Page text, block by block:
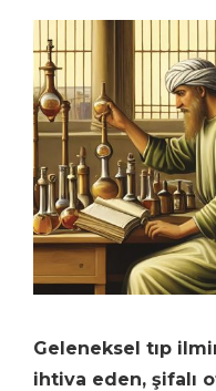
Geleneksel tıp
ihtiva eden, şifalı